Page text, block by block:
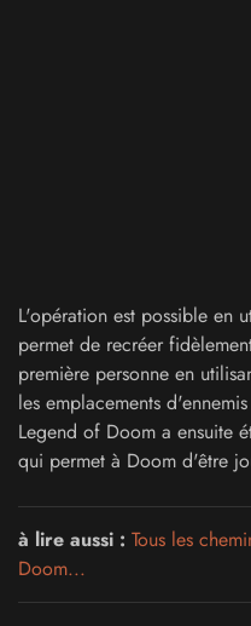
L'opération est possible
permet de recréer
première personne en
les emplacements
Legend of Doom a ensuite
qui permet à Doom d'être
à lire aussi : Tous les
Doom...